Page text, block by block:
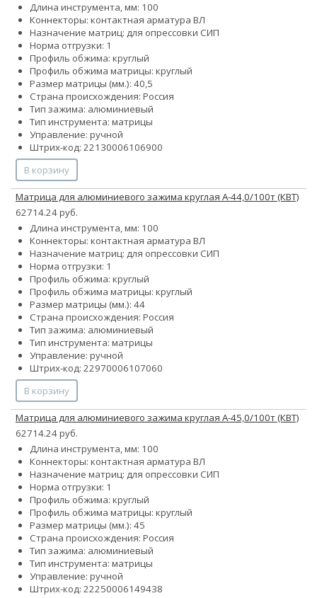
Длина инструмента, мм: 100
Коннекторы: контактная арматура ВЛ
Назначение матриц: для опрессовки СИП
Норма отгрузки: 1
Профиль обжима: круглый
Профиль обжима матрицы: круглый
Размер матрицы (мм.): 40,5
Страна происхождения: Россия
Тип зажима: алюминиевый
Тип инструмента: матрицы
Управление: ручной
Штрих-код: 22130006106900
В корзину
Матрица для алюминиевого зажима круглая А-44,0/100т (КВТ)
62714.24 руб.
Длина инструмента, мм: 100
Коннекторы: контактная арматура ВЛ
Назначение матриц: для опрессовки СИП
Норма отгрузки: 1
Профиль обжима: круглый
Профиль обжима матрицы: круглый
Размер матрицы (мм.): 44
Страна происхождения: Россия
Тип зажима: алюминиевый
Тип инструмента: матрицы
Управление: ручной
Штрих-код: 22970006107060
В корзину
Матрица для алюминиевого зажима круглая А-45,0/100т (КВТ)
62714.24 руб.
Длина инструмента, мм: 100
Коннекторы: контактная арматура ВЛ
Назначение матриц: для опрессовки СИП
Норма отгрузки: 1
Профиль обжима: круглый
Профиль обжима матрицы: круглый
Размер матрицы (мм.): 45
Страна происхождения: Россия
Тип зажима: алюминиевый
Тип инструмента: матрицы
Управление: ручной
Штрих-код: 22250006149438